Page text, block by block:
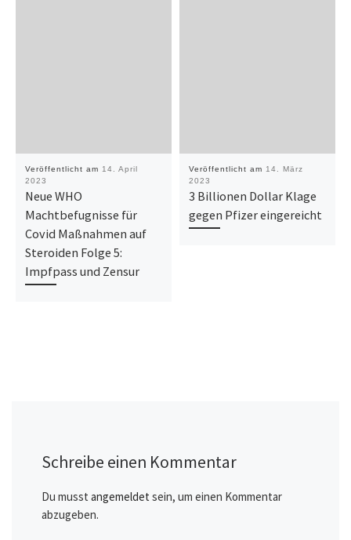
Veröffentlicht am 14. April
2023
Neue WHO
Machtbefugnisse für
Covid Maßnahmen auf
Steroiden Folge 5:
Impfpass und Zensur
Veröffentlicht am 14. März
2023
3 Billionen Dollar Klage
gegen Pfizer eingereicht
Schreibe einen Kommentar
Du musst angemeldet sein, um einen Kommentar
abzugeben.